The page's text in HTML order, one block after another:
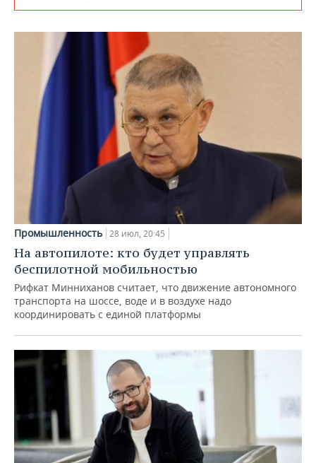
Промышленность 28 июл, 20:45
На автопилоте: кто будет управлять
беспилотной мобильностью
Рифкат Минниханов считает, что движение автономного
транспорта на шоссе, воде и в воздухе надо
координировать с единой платформы